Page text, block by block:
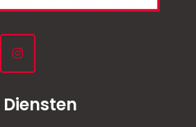
Diensten